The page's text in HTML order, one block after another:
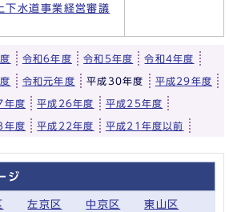
水道事業経営審議
令和6年度 令和5年度 令和4年度
令和元年度 平成30年度 平成29年度
年度 平成26年度 平成25年度
年度 平成22年度 平成21年度以前
ジ
左京区 中京区 東山区